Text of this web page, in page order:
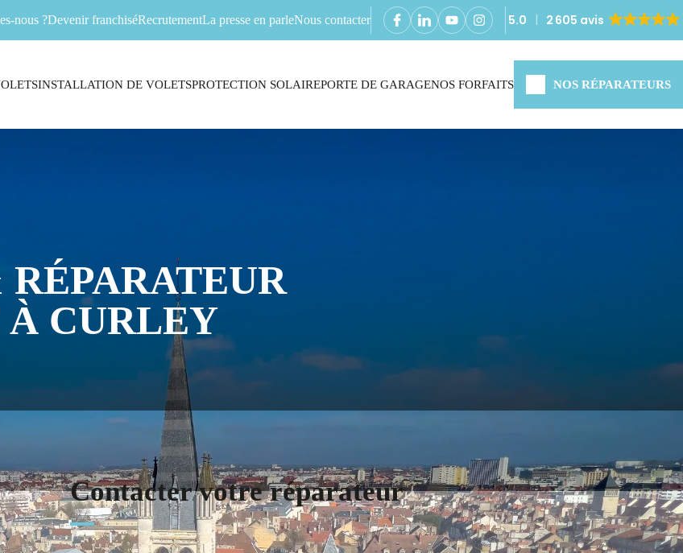
nous ?Devenir franchiséRecrutementLa presse en parleNous contacter 5.0 2 605 avis
INSTALLATION DE VOLETSPROTECTION SOLAIREPORTE DE GARAGENOS FORFAITS NOS RÉPARATEURS
CURLEY
Contacter votre réparateur